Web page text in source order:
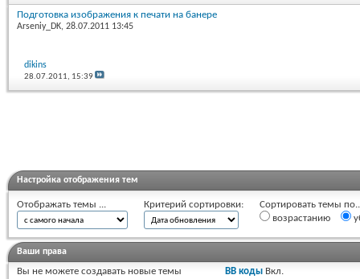
Подготовка изображения к печати на банере
Arseniy_DK, 28.07.2011 13:45
dikins
28.07.2011, 15:39
Настройка отображения тем
Отображать темы ... Критерий сортировки:
Сортировать темы
возрастанию
Ваши права
Вы не можете создавать новые темы
BB коды Вкл.